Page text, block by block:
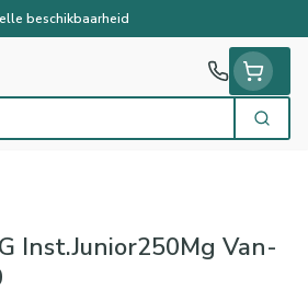
beschikbaarheid
Zoek
Inst.Junior250Mg Van-